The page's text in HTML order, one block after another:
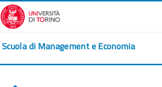
Vai al contenuto principale
Scuola di Management e Economia